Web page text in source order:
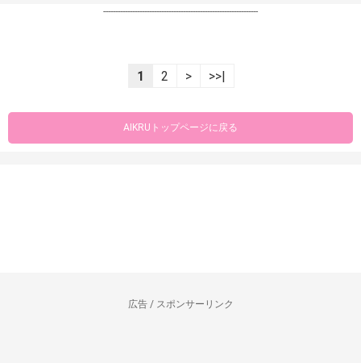
----------------------------------------------------------------
1 2 > >>|
AIKRUトップページに戻る
広告 / スポンサーリンク